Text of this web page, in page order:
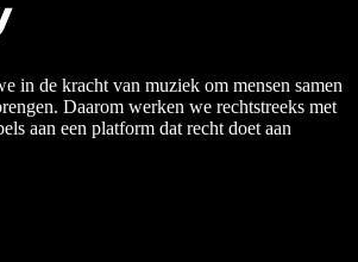
in de kracht van muziek om mensen samen
Daarom werken we rechtstreeks met
aan een platform dat recht doet aan